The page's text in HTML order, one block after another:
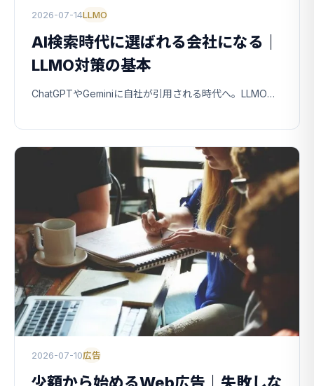
2026-07-14LLMO
AI検索時代に選ばれる会社になる｜
LLMO対策の基本
ChatGPTやGeminiに自社が引用される時代へ。LLMOとは何か、SEOとの違い、中小企業が今からやるべきことを解説します。
2026-07-10広告